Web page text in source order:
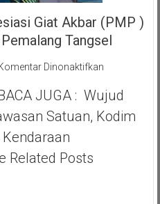
Giat Akbar (PMP )
Tangsel
Dinonaktifkanpada
Saga
Ichsan,
Apresiasi
JUGA : Wujud
Satuan, Kodim
Related Posts